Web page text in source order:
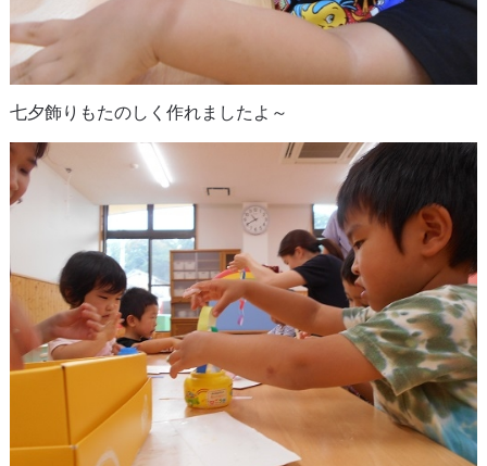
七夕飾りもたのしく作れましたよ～